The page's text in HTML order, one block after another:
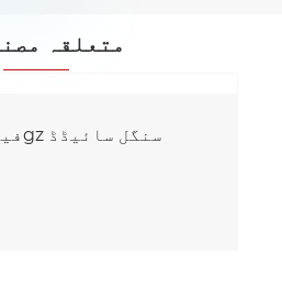
متعلقہ